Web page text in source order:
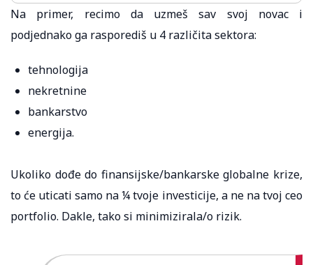
Na primer, recimo da uzmeš sav svoj novac i
podjednako ga rasporediš u 4 različita sektora:
tehnologija
nekretnine
bankarstvo
energija.
Ukoliko dođe do finansijske/bankarske globalne krize,
to će uticati samo na ¼ tvoje investicije, a ne na tvoj ceo
portfolio. Dakle, tako si minimizirala/o rizik.